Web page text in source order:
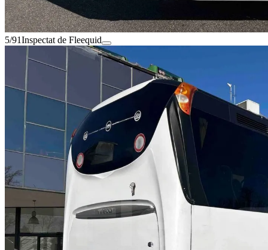
5/91Inspectat de Fleequid